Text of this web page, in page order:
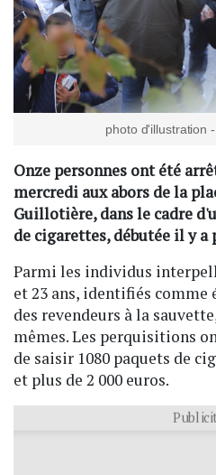
photo d'illustration
Onze personnes ont été
mercredi aux abors de la
Guillotière, dans le cadre
de cigarettes, débutée il y a
Parmi les individus
et 23 ans, identifiés
des revendeurs à la
mêmes. Les perquisitions
de saisir 1080 paquets de
et plus de 2 000 euros.